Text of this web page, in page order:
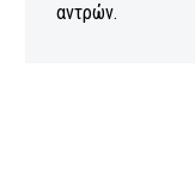
αντρών.